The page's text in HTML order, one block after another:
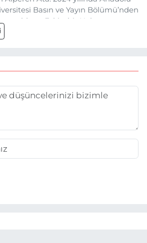
Basın ve Yayın Bölümü’nden
oldum. Eskişehir Haber
(EHA) muhabir ve editör